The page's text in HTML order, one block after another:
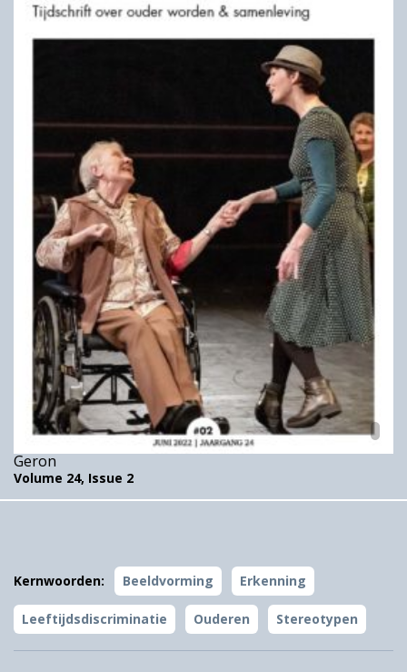
Geron
Volume 24, Issue 2
Kernwoorden: Beeldvorming Erkenning
Leeftijdsdiscriminatie Ouderen Stereotypen